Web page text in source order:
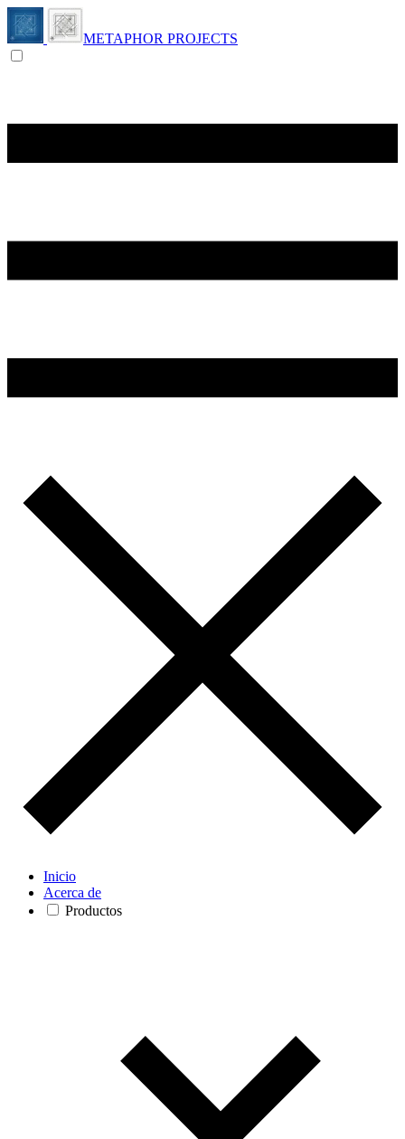
METAPHOR PROJECTS
Inicio
Acerca de
Productos